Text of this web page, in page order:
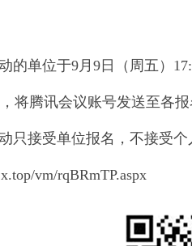
单位于9月9日（周五）
将腾讯会议账号发送至各报
接受单位报名，不接受个
vm/rqBRmTP.aspx